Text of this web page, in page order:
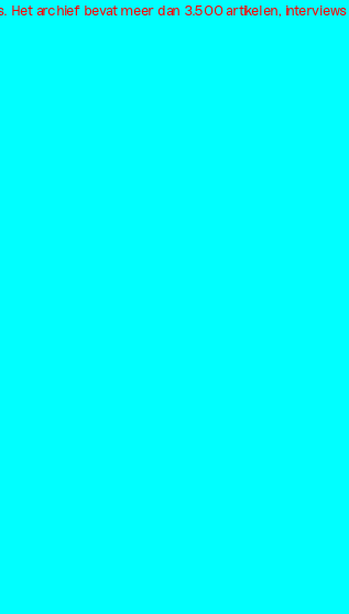
Het archief bevat meer dan 3.500 artikelen,